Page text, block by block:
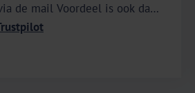
heeft tot mijn
aan het